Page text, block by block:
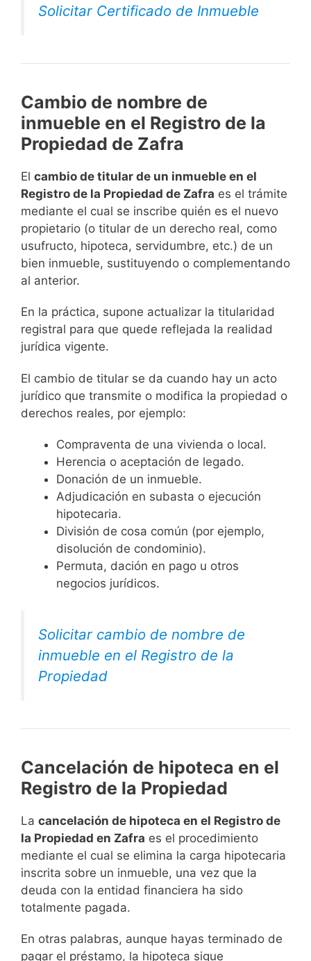
Solicitar Certificado de Inmueble
Cambio de nombre de
inmueble en el Registro de la
Propiedad de Zafra
El cambio de titular de un inmueble en el
Registro de la Propiedad de Zafra es el trámite
mediante el cual se inscribe quién es el nuevo
propietario (o titular de un derecho real, como
usufructo, hipoteca, servidumbre, etc.) de un
bien inmueble, sustituyendo o complementando
al anterior.
En la práctica, supone actualizar la titularidad
registral para que quede reflejada la realidad
jurídica vigente.
El cambio de titular se da cuando hay un acto
jurídico que transmite o modifica la propiedad o
derechos reales, por ejemplo:
Compraventa de una vivienda o local.
Herencia o aceptación de legado.
Donación de un inmueble.
Adjudicación en subasta o ejecución
hipotecaria.
División de cosa común (por ejemplo,
disolución de condominio).
Permuta, dación en pago u otros
negocios jurídicos.
Solicitar cambio de nombre de
inmueble en el Registro de la
Propiedad
Cancelación de hipoteca en el
Registro de la Propiedad
La cancelación de hipoteca en el Registro de
la Propiedad en Zafra es el procedimiento
mediante el cual se elimina la carga hipotecaria
inscrita sobre un inmueble, una vez que la
deuda con la entidad financiera ha sido
totalmente pagada.
En otras palabras, aunque hayas terminado de
pagar el préstamo, la hipoteca sigue